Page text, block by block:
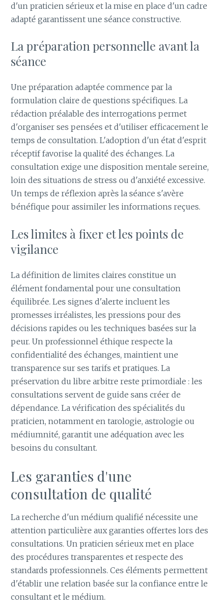
d'un praticien sérieux et la mise en place d'un cadre
adapté garantissent une séance constructive.
La préparation personnelle avant la
séance
Une préparation adaptée commence par la
formulation claire de questions spécifiques. La
rédaction préalable des interrogations permet
d'organiser ses pensées et d'utiliser efficacement le
temps de consultation. L'adoption d'un état d'esprit
réceptif favorise la qualité des échanges. La
consultation exige une disposition mentale sereine,
loin des situations de stress ou d'anxiété excessive.
Un temps de réflexion après la séance s'avère
bénéfique pour assimiler les informations reçues.
Les limites à fixer et les points de
vigilance
La définition de limites claires constitue un
élément fondamental pour une consultation
équilibrée. Les signes d'alerte incluent les
promesses irréalistes, les pressions pour des
décisions rapides ou les techniques basées sur la
peur. Un professionnel éthique respecte la
confidentialité des échanges, maintient une
transparence sur ses tarifs et pratiques. La
préservation du libre arbitre reste primordiale : les
consultations servent de guide sans créer de
dépendance. La vérification des spécialités du
praticien, notamment en tarologie, astrologie ou
médiumnité, garantit une adéquation avec les
besoins du consultant.
Les garanties d'une
consultation de qualité
La recherche d'un médium qualifié nécessite une
attention particulière aux garanties offertes lors des
consultations. Un praticien sérieux met en place
des procédures transparentes et respecte des
standards professionnels. Ces éléments permettent
d'établir une relation basée sur la confiance entre le
consultant et le médium.